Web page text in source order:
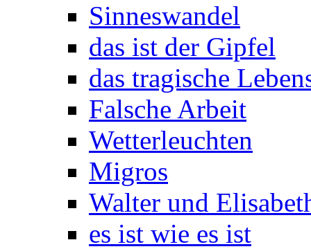
Sinneswandel
das ist der Gipfel
das tragische
Falsche Arbeit
Wetterleuchten
Migros
Walter und
es ist wie es ist